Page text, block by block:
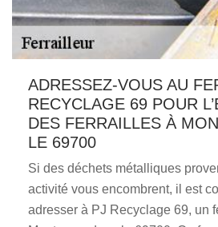
ADRESSEZ-VOUS AU
RECYCLAGE 69 POUR
DES FERRAILLES À
LE 69700
Si des déchets métalliques
activité vous encombrent, il est
adresser à PJ Recyclage 69, un